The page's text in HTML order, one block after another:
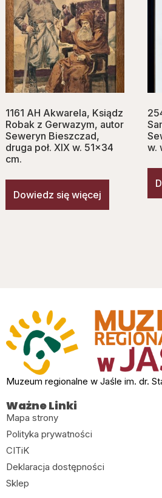
1161 AH Akwarela, Ksiądz
Robak z Gerwazym, autor
Seweryn Bieszczad,
druga poł. XIX w. 51×34
cm.
Dowiedz się więcej
w.
Muzeum regionalne w Jaśle im. dr.
Ważne Linki
Mapa strony
Polityka prywatności
CITiK
Deklaracja dostępności
Sklep